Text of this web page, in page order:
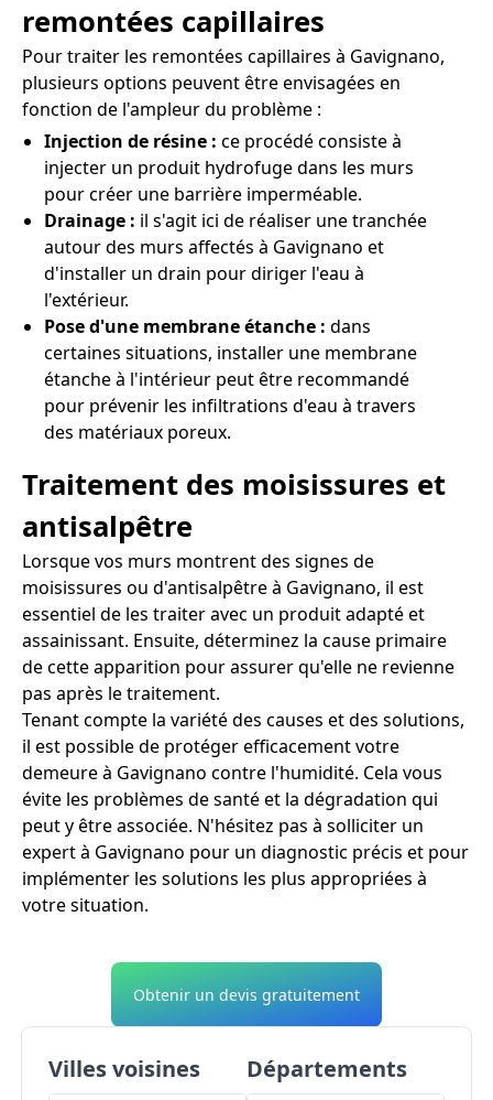
remontées capillaires
Pour traiter les remontées capillaires à Gavignano,
plusieurs options peuvent être envisagées en
fonction de l'ampleur du problème :
Injection de résine : ce procédé consiste à
injecter un produit hydrofuge dans les murs
pour créer une barrière imperméable.
Drainage : il s'agit ici de réaliser une tranchée
autour des murs affectés à Gavignano et
d'installer un drain pour diriger l'eau à
l'extérieur.
Pose d'une membrane étanche : dans
certaines situations, installer une membrane
étanche à l'intérieur peut être recommandé
pour prévenir les infiltrations d'eau à travers
des matériaux poreux.
Traitement des moisissures et
antisalpêtre
Lorsque vos murs montrent des signes de
moisissures ou d'antisalpêtre à Gavignano, il est
essentiel de les traiter avec un produit adapté et
assainissant. Ensuite, déterminez la cause primaire
de cette apparition pour assurer qu'elle ne revienne
pas après le traitement.
Tenant compte la variété des causes et des solutions,
il est possible de protéger efficacement votre
demeure à Gavignano contre l'humidité. Cela vous
évite les problèmes de santé et la dégradation qui
peut y être associée. N'hésitez pas à solliciter un
expert à Gavignano pour un diagnostic précis et pour
implémenter les solutions les plus appropriées à
votre situation.
Obtenir un devis gratuitement
Villes voisines Départements